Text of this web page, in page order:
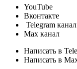
YouTube
Вконтакте
Telegram канал
Max канал
Написать в
Написать в